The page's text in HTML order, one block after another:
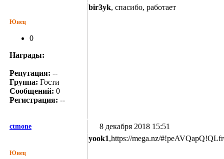
Юнец
0
Награды:
Репутация: --
Группа: Гости
Сообщений: 0
Регистрация: --
bir3yk, спасибо, работает
ctmone 8 декабря 2018 15:51
Юнец
yook1,https://mega.nz/